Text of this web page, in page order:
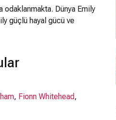
odaklanmakta. Dünya Emily
güçlü hayal gücü ve
, Fionn Whitehead,